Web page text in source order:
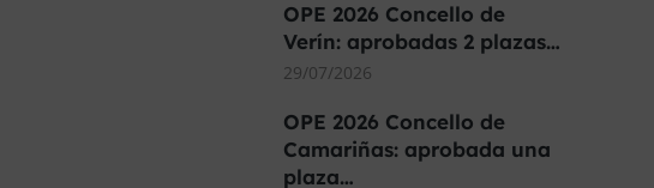
OPE 2026 Concello de
Verín: aprobadas 2 plazas…
29/07/2026
OPE 2026 Concello de
Camariñas: aprobada una
plaza…